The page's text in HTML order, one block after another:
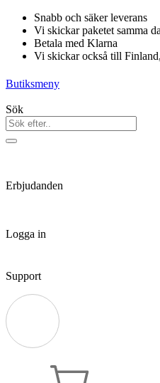
Hoppa
innehåll
Snabb och säker leverans
Vi skickar paketet samma
Betala med Klarna
Vi skickar också till
Butiksmeny
Sök
Erbjudanden
Logga in
Support